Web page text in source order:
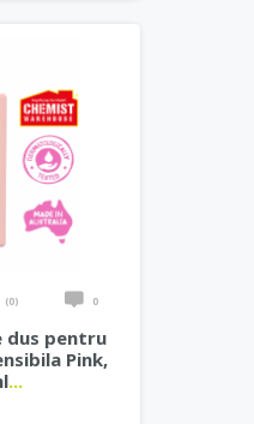
(0) 0
dus pentru
Pink,
...